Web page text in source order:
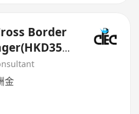
Border
金